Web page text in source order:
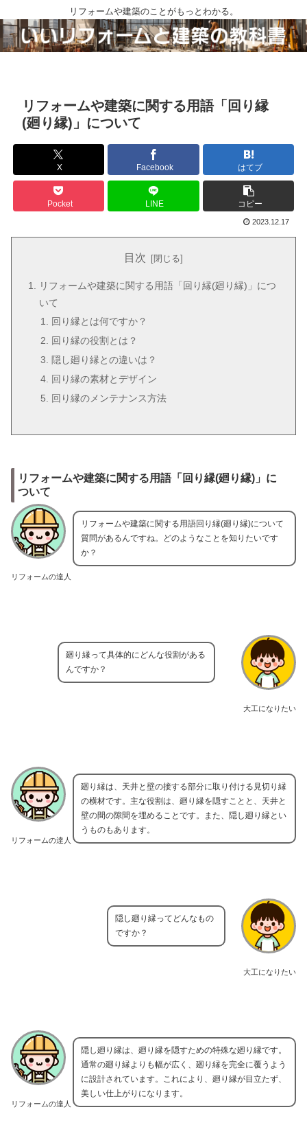
リフォームや建築のことがもっとわかる。
リフォームや建築に関する用語「回り縁
(廻り縁)」について
X Facebook はてブ
Pocket LINE コピー
2023.12.17
目次
リフォームや建築に関する用語「回り縁(廻り縁)」につ
いて
回り縁とは何ですか？
回り縁の役割とは？
隠し廻り縁との違いは？
回り縁の素材とデザイン
回り縁のメンテナンス方法
リフォームや建築に関する用語「回り縁(廻り縁)」に
ついて
リフォームの達人
リフォームや建築に関する用語回り縁(廻り縁)について
質問があるんですね。どのようなことを知りたいです
か？
大工になりたい
廻り縁って具体的にどんな役割がある
んですか？
リフォームの達人
廻り縁は、天井と壁の接する部分に取り付ける見切り縁
の横材です。主な役割は、廻り縁を隠すことと、天井と
壁の間の隙間を埋めることです。また、隠し廻り縁とい
うものもあります。
大工になりたい
隠し廻り縁ってどんなもの
ですか？
リフォームの達人
隠し廻り縁は、廻り縁を隠すための特殊な廻り縁です。
通常の廻り縁よりも幅が広く、廻り縁を完全に覆うよう
に設計されています。これにより、廻り縁が目立たず、
美しい仕上がりになります。